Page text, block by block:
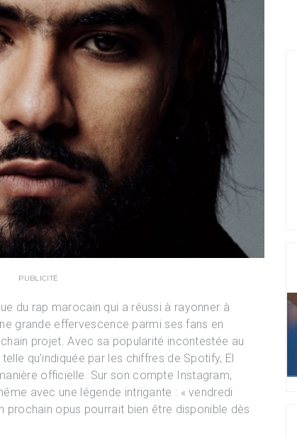
PUBLICITÉ
du rap marocain qui a réussi à rayonner à
grande effervescence parmi ses fans en
projet. Avec sa popularité incontestée au
qu’indiquée par les chiffres de Spotify, El
officielle. Sur son compte Instagram,
avec une légende intrigante : « vendredi
prochain opus pourrait bien être disponible dès